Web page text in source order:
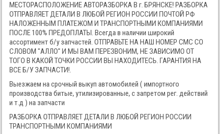
МЕСТОРАСПОЛОЖЕНИЕ АВТОРАЗБОРКА В г. БРЯНСКЕ! РАЗБОРКА
ОТПРАВЛЯЕТ ДЕТАЛИ В ЛЮБОЙ РЕГИОН РОССИИ ПОЧТОЙ РФ
НАЛОЖЕННЫМ ПЛАТЕЖОМ И ТРАНСПОРТНЫМИ КОМПАНИЯМИ
ПОСЛЕ 100% ПРЕДОПЛАТЫ. Всегда в наличии широкий
ассортимент б/у запчастей. ОТПРАВЬТЕ НА НАШ НОМЕР СМС СО
СЛОВОМ "АЛЛО" И МЫ ВАМ ПЕРЕЗВОНИМ, НЕ ЗАВИСИМО ОТ
ТОГО В КАКОЙ ТОЧКИ РОССИИ ВЫ НАХОДИТЕСЬ. ГАРАНТИЯ НА
ВСЕ Б/У ЗАПЧАСТИ!.
Выезжаем на срочный выкуп автомобилей ( импортного
производства битые, утилизированные, с запретом рег. действий
и т.д ) на запчасти
РАЗБОРКА ОТПРАВЛЯЕТ ДЕТАЛИ В ЛЮБОЙ РЕГИОН РОССИИ
ТРАНСПОРТНЫМИ КОМПАНИЯМИ